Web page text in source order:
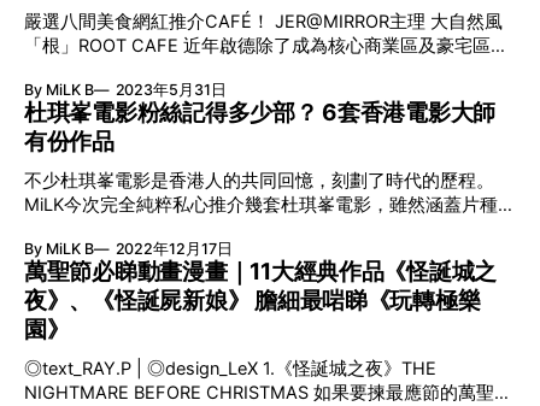
白糖，逐漸塑造出風味獨特的港式奶茶。直到60至70年代，
冰室與茶餐廳相繼出現，同時令港式奶茶進一步普及，成為本
主。少了空間、少了互動，客人替他感到可惜，但SHAWN卻
沒有，反而興幸自己勇於跳出COMFORT ZONE，回到起點，
事，如今只想保此初心，做好每一杯茶、一個產品，都本著令
客人能享受一會的感動的心，這才是我最想做的事。」 「人
們總是在店舖結業前才蜂擁而至，仍存在的時候卻不珍惜，
的店舖——茗香茶莊。正當同街其他店舖隨著年月不斷新舊交
替，六十年代已落戶九龍城的茗香茶莊卻代代相傳，多年來不
但為街坊提供各式各樣茶葉，亦見證行內與區內之變遷。 六
十年的九龍城「街坊」 茗香茶莊成立於1963年，自1973年買
下侯王道現址的舖位後，多年來一直維持「前舖後工場」的格
局，也是本地少數仍在堅持自家加工茶葉的傳統茶莊。沒有新
派茶店那種拒人於千里之外的高雅氣派，或是刻意營造的古色
古香氛圍，亦欠缺提供試茶服務的噱頭，今天的茗香茶莊依舊
是家庭式經營，樸素而務實的舖面不但讓街坊茶客份外覺得舒
伙記總能在預算之內介紹最適合的那杯茶。 「媽媽常叮囑我
們，不要輕視這間小小茶莊，多年來養活一家人之餘，社會上
其實亦有不少成功專業人士認同我們，只要懂得待人接物，別
人亦會對自己好
嚴選八間美食網紅推介CAFÉ！ JER@MIRROR主理 大自然風
「根」ROOT CAFE 近年啟德除了成為核心商業區及豪宅區
啟德跑道公園等供人野餐、賞日落， 還有即將開幕的啟德體
育園，及 佔地七十萬平方呎、樓過四十七層，揉合文化、時
尚及多元綠色生活體驗的AIRSIDE購物商場， 因此不少簡約、
大自然風的CAFÉ亦開始進駐啟德！由MIRROR成員柳應廷
（JER）開設的根 ROOT CAFE，以大自然為靈感，裝潢結合
「水」與「木」的元素，除了聯手本地不同的藝術家為「根」
設計牆身、畫作甚至碗碟器具，更邀請本地機構「香港木庫」
合作，回收因颱風或發展而移除堆填區的香港本地樹木，把樹
木轉化成店外的長櫈，而店內的大樹則是由曾替JER塑造不同
造型及創作不同MV佈景設計的KARSON LIU及其團隊，把收
集回來的八百塊樹皮，以拼圖形式重新塑造成新的樹幹，再以
魚絲吊掛的方式，將樹枝安裝而成。店內種種的佈置都呼應了
JER歌曲中的「水」、「重生」
By MiLK B 2023年5月31日
杜琪峯電影粉絲記得多少部？ 6套香港電影大師
有份作品
不少杜琪峯電影是香港人的共同回憶，刻劃了時代的歷程。
MiLK今次完全純粹私心推介幾套杜琪峯電影，雖然涵蓋片種絕
一直傳頌的港產片典範！
By MiLK B 2022年12月17日
萬聖節必睇動畫漫畫｜11大經典作品《怪誕城之
夜》、《怪誕屍新娘》 膽細最啱睇《玩轉極樂
園》
◎text_RAY.P | ◎design_LeX 1.《怪誕城之夜》THE
NIGHTMARE BEFORE CHRISTMAS 如果要揀最應節的萬聖節